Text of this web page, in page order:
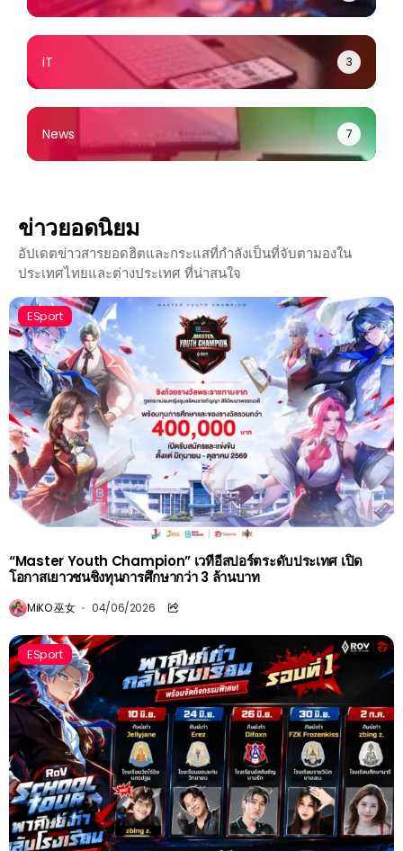
iT 3
News 7
ข่าวยอดนิยม
อัปเดตข่าวสารยอดฮิตและกระแสที่กำลังเป็นที่จับตามองใน
ประเทศไทยและต่างประเทศ ที่น่าสนใจ
ESport
“Master Youth Champion” เวทีอีสปอร์ตระดับประเทศ เปิด
โอกาสเยาวชนชิงทุนการศึกษากว่า 3 ล้านบาท
MiKO 巫女 04/06/2026
ESport